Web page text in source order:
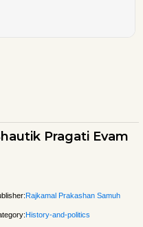
Pragati Evam
Rajkamal Prakashan Samuh
History-and-politics